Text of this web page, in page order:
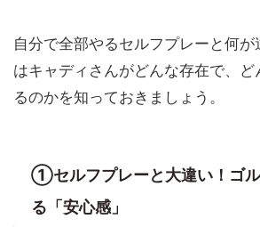
自分で全部やるセルフプレーと何
はキャディさんがどんな存在で、
るのかを知っておきましょう。
①セルフプレーと大違い！ゴ
る「安心感」